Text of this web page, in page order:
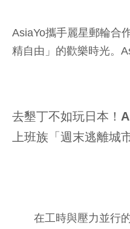
AsiaYo攜手麗星郵輪合
精自由」的歡樂時光。
去墾丁不如玩日本！
上班族「週末逃離城
在工時與壓力並行的